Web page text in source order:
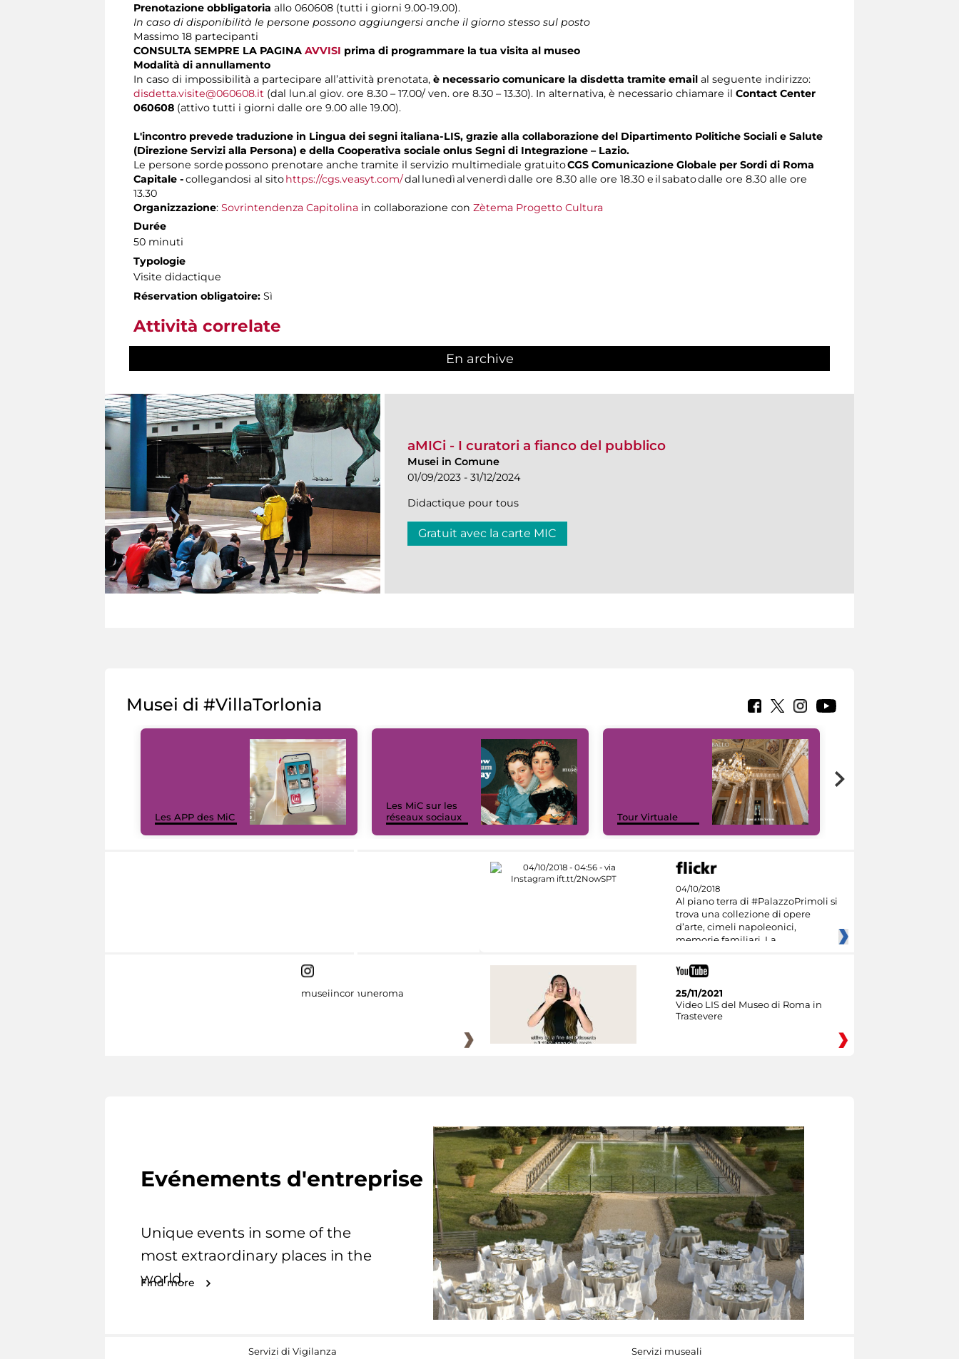
Prenotazione obbligatoria allo 060608 (tutti i giorni 9.00-19.00).
In caso di disponibilità le persone possono aggiungersi anche il giorno stesso sul posto
Massimo 18 partecipanti
CONSULTA SEMPRE LA PAGINA AVVISI prima di programmare la tua visita al museo
Modalità di annullamento
In caso di impossibilità a partecipare all’attività prenotata, è necessario comunicare la disdetta tramite email al seguente indirizzo:
disdetta.visite@060608.it (dal lun.al giov. ore 8.30 – 17.00/ ven. ore 8.30 – 13.30). In alternativa, è necessario chiamare il Contact Center
060608 (attivo tutti i giorni dalle ore 9.00 alle 19.00).
L'incontro prevede traduzione in Lingua dei segni italiana-LIS, grazie alla collaborazione del Dipartimento Politiche Sociali e Salute
(Direzione Servizi alla Persona) e della Cooperativa sociale onlus Segni di Integrazione – Lazio.
Le persone sorde possono prenotare anche tramite il servizio multimediale gratuitoCGS Comunicazione Globale per Sordi di Roma
Capitale -collegandosi al sitohttps://cgs.veasyt.com/dal lunedì al venerdì dalle ore 8.30 alle ore 18.30 e il sabato dalle ore 8.30 alle ore
13.30
Organizzazione: Sovrintendenza Capitolina in collaborazione con Zètema Progetto Cultura
Durée
50 minuti
Typologie
Visite didactique
Réservation obligatoire: Sì
Attività correlate
En archive
aMICi - I curatori a fianco del pubblico
Musei in Comune
01/09/2023 - 31/12/2024
Didactique pour tous
Gratuit avec la carte MIC
Musei di #VillaTorlonia
Les APP des MiC
Les MiC sur les
réseaux sociaux
Tour Virtuale
04/10/2018
Al piano terra di #PalazzoPrimoli si
trova una collezione di opere
d’arte, cimeli napoleonici,
memorie familiari. La
museiincomuneroma
25/11/2021
Video LIS del Museo di Roma in
Trastevere
Evénements d'entreprise
Unique events in some of the
most extraordinary places in the
world.
Find more
Servizi di Vigilanza Servizi museali